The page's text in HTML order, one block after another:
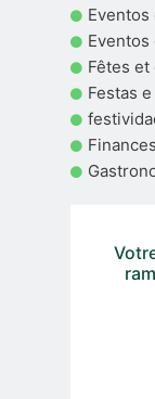
Eventos
Eventos
Fêtes
Festas
Finances